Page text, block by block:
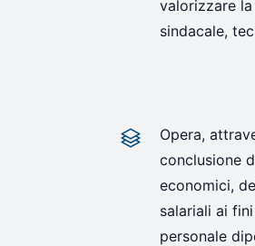
valorizzare
sindacale,
Opera,
conclusione
economici,
salariali ai
personale